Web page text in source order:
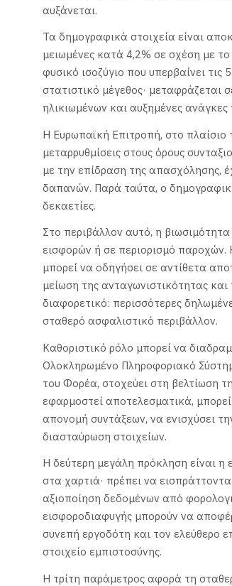
αυξάνεται.
Τα δημογραφικά στοιχεία είναι
μειωμένες κατά 4,2% σε σχέση με
φυσικό ισοζύγιο που υπερβαίνει
στατιστικό μέγεθος·
ηλικιωμένων και αυξημένες ανάγκες
Η Ευρωπαϊκή Επιτροπή, στο πλαίσιο
μεταρρυθμίσεις στους όρους
με την επίδραση της απασχόλησης,
δαπανών. Παρά ταύτα, ο
δεκαετίες.
Στο περιβάλλον αυτό, η
εισφορών ή σε περιορισμό παροχών.
μπορεί να οδηγήσει σε αντίθετα
μείωση της ανταγωνιστικότητας και
διαφορετικό: περισσότερες
σταθερό ασφαλιστικό περιβάλλον.
Καθοριστικό ρόλο μπορεί να
Ολοκληρωμένο Πληροφοριακό
του Φορέα, στοχεύει στη βελτίωση
εφαρμοστεί αποτελεσματικά, μπορεί
απονομή συντάξεων, να ενισχύσει
διασταύρωση στοιχείων.
Η δεύτερη μεγάλη πρόκληση είναι η
στα χαρτιά· πρέπει να
αξιοποίηση δεδομένων από
εισφοροδιαφυγής μπορούν να
συνεπή εργοδότη και τον ελεύθερο
στοιχείο εμπιστοσύνης.
Η τρίτη παράμετρος αφορά τη